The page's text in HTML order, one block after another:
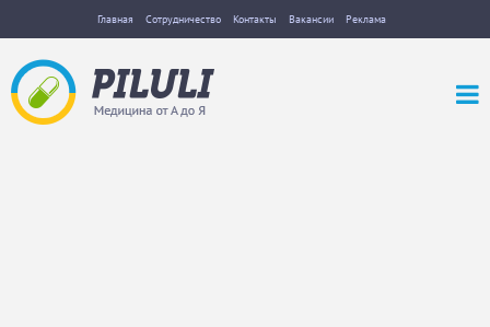
Главная Сотрудничество Контакты Вакансии Реклама